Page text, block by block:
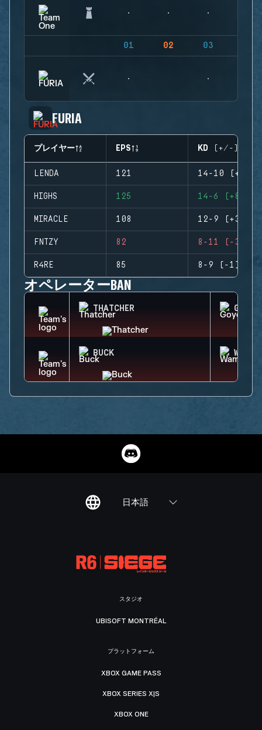
01 02 03
FURIA
プレイヤー EPS KD (+/-)
LENDA 121 14-10 (+4)
HIGHS 125 14-6 (+8)
MIRACLE 108 12-9 (+3)
FNTZY 82 8-11 (-3)
R4RE 85 8-9 (-1)
オペレーターBAN
THATCHER GOYO
BUCK WAMAI
日本語
スタジオ
UBISOFT MONTRÉAL
プラットフォーム
XBOX GAME PASS
XBOX SERIES X|S
XBOX ONE